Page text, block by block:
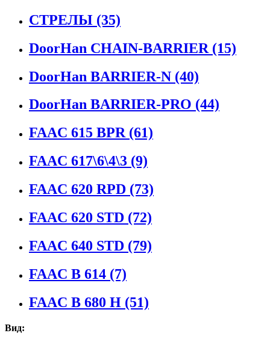
СТРЕЛЫ (35)
DoorHan CHAIN-BARRIER (15)
DoorHan BARRIER-N (40)
DoorHan BARRIER-PRO (44)
FAAC 615 BPR (61)
FAAC 617\6\4\3 (9)
FAAC 620 RPD (73)
FAAC 620 STD (72)
FAAC 640 STD (79)
FAAC B 614 (7)
FAAC B 680 H (51)
Вид: